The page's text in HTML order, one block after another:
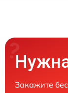
Закажите